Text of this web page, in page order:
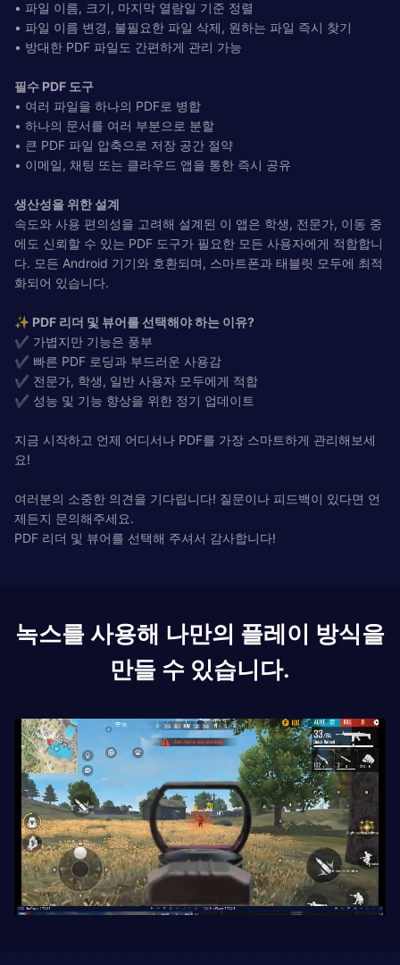
• 파일 이름, 크기, 마지막 열람일 기준 정렬
• 파일 이름 변경, 불필요한 파일 삭제, 원하는 파일 즉시 찾기
• 방대한 PDF 파일도 간편하게 관리 가능
필수 PDF 도구
• 여러 파일을 하나의 PDF로 병합
• 하나의 문서를 여러 부분으로 분할
• 큰 PDF 파일 압축으로 저장 공간 절약
• 이메일, 채팅 또는 클라우드 앱을 통한 즉시 공유
생산성을 위한 설계
속도와 사용 편의성을 고려해 설계된 이 앱은 학생, 전문가, 이동 중
에도 신뢰할 수 있는 PDF 도구가 필요한 모든 사용자에게 적합합니
다. 모든 Android 기기와 호환되며, 스마트폰과 태블릿 모두에 최적
화되어 있습니다.
✨ PDF 리더 및 뷰어를 선택해야 하는 이유?
✔ 가볍지만 기능은 풍부
✔ 빠른 PDF 로딩과 부드러운 사용감
✔ 전문가, 학생, 일반 사용자 모두에게 적합
✔ 성능 및 기능 향상을 위한 정기 업데이트
지금 시작하고 언제 어디서나 PDF를 가장 스마트하게 관리해보세
요!
여러분의 소중한 의견을 기다립니다! 질문이나 피드백이 있다면 언
제든지 문의해주세요.
PDF 리더 및 뷰어를 선택해 주셔서 감사합니다!
녹스를 사용해 나만의 플레이 방식을
만들 수 있습니다.